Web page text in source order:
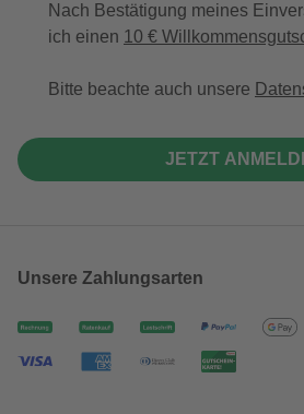
Nach Bestätigung meines
ich einen 10 €
Bitte beachte auch unsere
JETZT
Unsere Zahlungsarten